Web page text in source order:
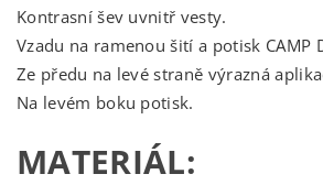
Kontrasní šev uvnitř vesty.
Vzadu na ramenou šití a potisk CAMP
Ze předu na levé straně výrazná
Na levém boku potisk.
MATERIÁL: